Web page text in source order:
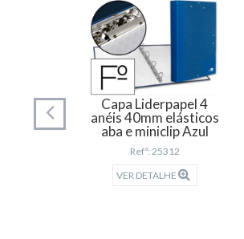
anéis
cartão
folio
Capa Liderpapel 4
anéis 40mm elásticos
aba e miniclip Azul
Refª: 25312
VER DETALHE